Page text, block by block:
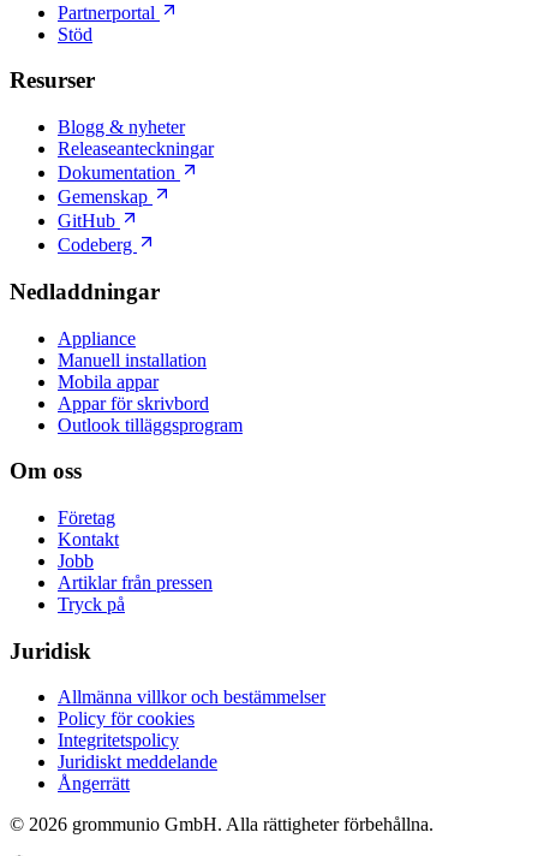
Partnerportal
Stöd
Resurser
Blogg & nyheter
Releaseanteckningar
Dokumentation
Gemenskap
GitHub
Codeberg
Nedladdningar
Appliance
Manuell installation
Mobila appar
Appar för skrivbord
Outlook tilläggsprogram
Om oss
Företag
Kontakt
Jobb
Artiklar från pressen
Tryck på
Juridisk
Allmänna villkor och bestämmelser
Policy för cookies
Integritetspolicy
Juridiskt meddelande
Ångerrätt
© 2026 grommunio GmbH. Alla rättigheter förbehållna.